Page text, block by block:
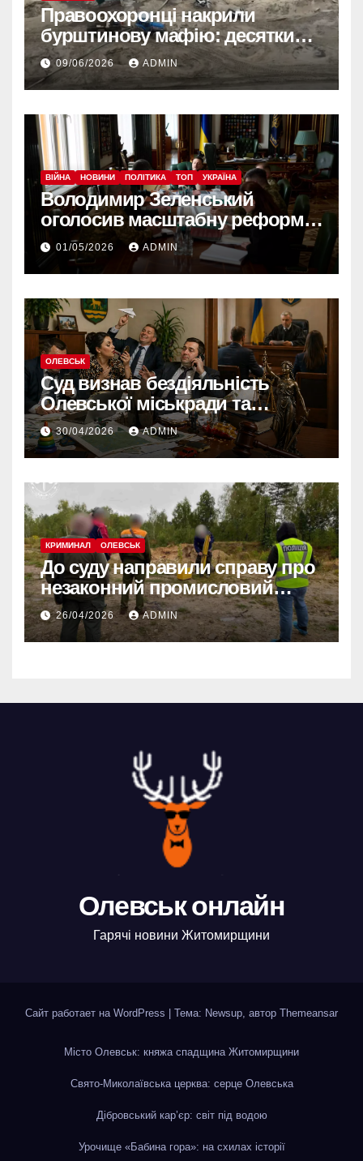
Правоохоронці накрили
бурштинову мафію: десятки
обшуків у різних регіонах
09/06/2026 ADMIN
ВІЙНА НОВИНИ ПОЛІТИКА ТОП УКРАЇНА
Володимир Зеленський
оголосив масштабну реформу
армії: що зміниться вже з
червня
01/05/2026 ADMIN
ОЛЕВСЬК
Суд визнав бездіяльність
Олевської міськради та
зобов’язав усунути порушення
30/04/2026 ADMIN
КРИМИНАЛ ОЛЕВСЬК
До суду направили справу про
незаконний промисловий
видобуток пісковику на
Олевщині
26/04/2026 ADMIN
Олевськ онлайн
Гарячі новини Житомирщини
Сайт работает на WordPress Тема: Newsup, автор Themeansar
Місто Олевськ: княжа спадщина Житомирщини
Свято-Миколаївська церква: серце Олевська
Дібровський кар’єр: світ під водою
Урочище «Бабина гора»: на схилах історії